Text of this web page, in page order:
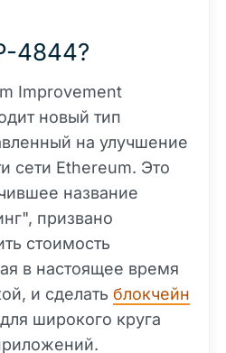
4844?
Improvement
новый тип
на улучшение
сети Ethereum. Это
название
призвано
стоимость
в настоящее время
и сделать блокчейн
широкого круга